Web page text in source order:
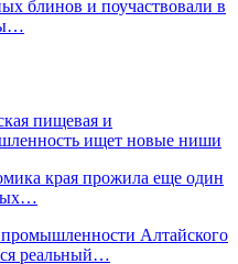
блинов и поучаствовали в
пищевая и
ищет новые ниши
края прожила еще один
Алтайского
реальный…